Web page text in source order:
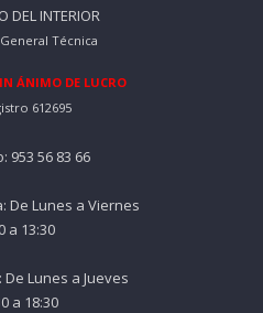
DEL INTERIOR
Técnica
ÁNIMO DE LUCRO
612695
953 56 83 66
De Lunes a Viernes
a 13:30
Lunes a Jueves
a 18:30